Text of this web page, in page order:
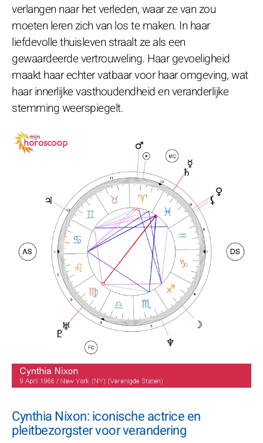
verlangen naar het verleden, waar ze van zou
moeten leren zich van los te maken. In haar
liefdevolle thuisleven straalt ze als een
gewaardeerde vertrouweling. Haar gevoeligheid
maakt haar echter vatbaar voor haar omgeving, wat
haar innerlijke vasthoudendheid en veranderlijke
stemming weerspiegelt.
Cynthia Nixon: iconische actrice en
pleitbezorgster voor verandering